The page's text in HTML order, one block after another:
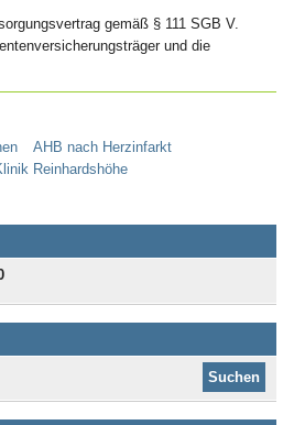
gemäß § 111 SGB V.
und die
AHB nach Herzinfarkt
Reinhardshöhe